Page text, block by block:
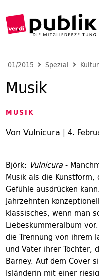
01/2015 Spezial
Musik
MUSIK
Von Vulnicura | 4.
Björk: Vulnicura-
Musik als die
Gefühle ausdrücken
Jahrzehnten
klassisches, wenn man
Liebeskummeralbum
die Trennung von ihrem
und Vater ihrer Tochter,
Barney. Auf dem Cover
Isländerin mit einer